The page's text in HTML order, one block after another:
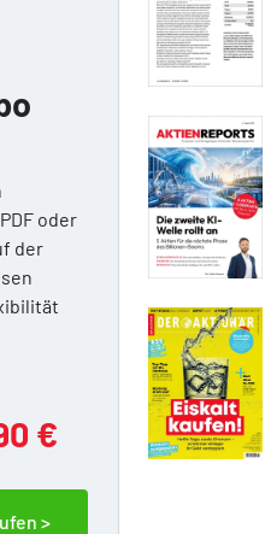
oder
der
€
>